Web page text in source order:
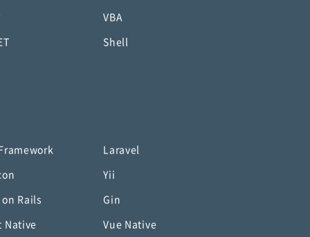
VBA
Shell
Laravel
Yii
on Rails Gin
Native Vue Native